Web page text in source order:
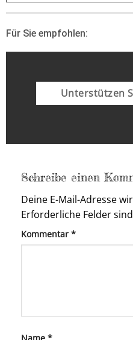
Für Sie empfohlen:
Unterstützen
Schreibe einen
Deine E-Mail-Adresse
Erforderliche Felder
Kommentar *